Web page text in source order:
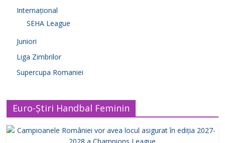
Internațional
SEHA League
Juniori
Liga Zimbrilor
Supercupa Romaniei
Euro-Știri Handbal Feminin